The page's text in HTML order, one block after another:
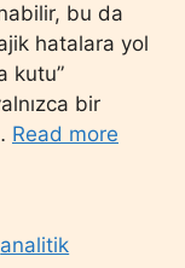
bu da
hatalara yol
kutu”
bir
Read more
analitik